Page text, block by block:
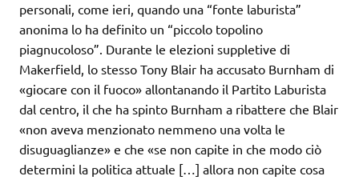
personali, come ieri, quando una “fonte laburista”
anonima lo ha definito un “piccolo topolino
piagnucoloso”. Durante le elezioni suppletive di
Makerfield, lo stesso Tony Blair ha accusato Burnham di
«giocare con il fuoco» allontanando il Partito Laburista
dal centro, il che ha spinto Burnham a ribattere che Blair
«non aveva menzionato nemmeno una volta le
disuguaglianze» e che «se non capite in che modo ciò
determini la politica attuale […] allora non capite cosa